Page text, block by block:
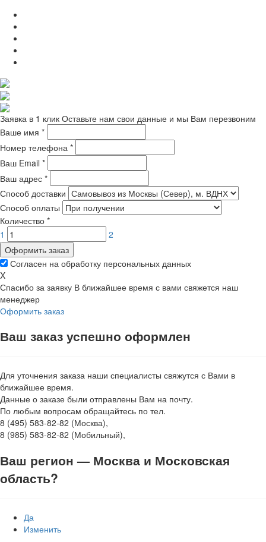
Заявка в 1 клик Оставьте нам свои данные и мы Вам перезвоним
Ваше имя *
Номер телефона *
Ваш Email *
Ваш адрес *
Способ доставки
Способ оплаты
Количество *
1
2
Оформить заказ
Согласен на обработку персональных данных
X
Спасибо за заявку В ближайшее время с вами свяжется наш
менеджер
Оформить заказ
Ваш заказ успешно оформлен
Для уточнения заказа наши специалисты свяжутся с Вами в
ближайшее время.
Данные о заказе были отправлены Вам на почту.
По любым вопросам обращайтесь по тел.
8 (495) 583-82-82 (Москва),
8 (985) 583-82-82 (Мобильный),
Ваш регион — Москва и Московская
область?
Да
Изменить